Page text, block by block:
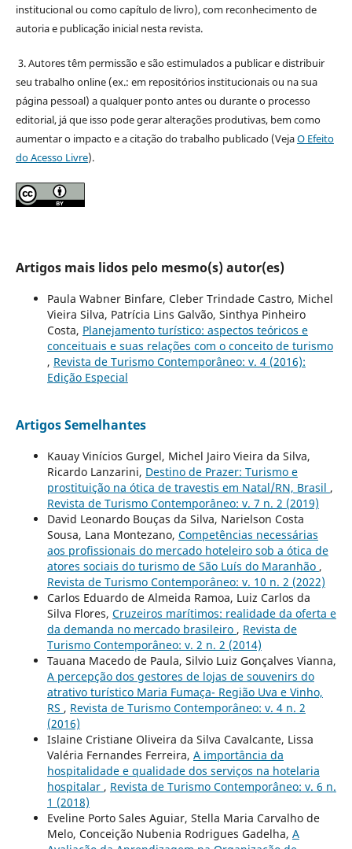
institucional ou como capítulo de livro), com reconhecimento de
autoria e publicação inicial nesta revista.
3. Autores têm permissão e são estimulados a publicar e distribuir
seu trabalho online (ex.: em repositórios institucionais ou na sua
página pessoal) a qualquer ponto antes ou durante o processo
editorial, já que isso pode gerar alterações produtivas, bem como
aumentar o impacto e a citação do trabalho publicado (VejaO Efeito
do Acesso Livre).
Artigos mais lidos pelo mesmo(s) autor(es)
Paula Wabner Binfare, Cleber Trindade Castro, Michel
Vieira Silva, Patrícia Lins Galvão, Sinthya Pinheiro
Costa, Planejamento turístico: aspectos teóricos e
conceituais e suas relações com o conceito de turismo
, Revista de Turismo Contemporâneo: v. 4 (2016):
Edição Especial
Artigos Semelhantes
Kauay Vinícios Gurgel, Michel Jairo Vieira da Silva,
Ricardo Lanzarini, Destino de Prazer: Turismo e
prostituição na ótica de travestis em Natal/RN, Brasil ,
Revista de Turismo Contemporâneo: v. 7 n. 2 (2019)
David Leonardo Bouças da Silva, Narielson Costa
Sousa, Lana Montezano, Competências necessárias
aos profissionais do mercado hoteleiro sob a ótica de
atores sociais do turismo de São Luís do Maranhão ,
Revista de Turismo Contemporâneo: v. 10 n. 2 (2022)
Carlos Eduardo de Almeida Ramoa, Luiz Carlos da
Silva Flores, Cruzeiros marítimos: realidade da oferta e
da demanda no mercado brasileiro , Revista de
Turismo Contemporâneo: v. 2 n. 2 (2014)
Tauana Macedo de Paula, Silvio Luiz Gonçalves Vianna,
A percepção dos gestores de lojas de souvenirs do
atrativo turístico Maria Fumaça- Região Uva e Vinho,
RS , Revista de Turismo Contemporâneo: v. 4 n. 2
(2016)
Islaine Cristiane Oliveira da Silva Cavalcante, Lissa
Valéria Fernandes Ferreira, A importância da
hospitalidade e qualidade dos serviços na hotelaria
hospitalar , Revista de Turismo Contemporâneo: v. 6 n.
1 (2018)
Eveline Porto Sales Aguiar, Stella Maria Carvalho de
Melo, Conceição Nubenia Rodrigues Gadelha, A